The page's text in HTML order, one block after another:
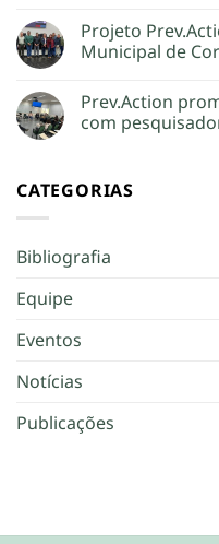
Projeto
Municipal de
Prev.Action
com
CATEGORIAS
Bibliografia
Equipe
Eventos
Notícias
Publicações